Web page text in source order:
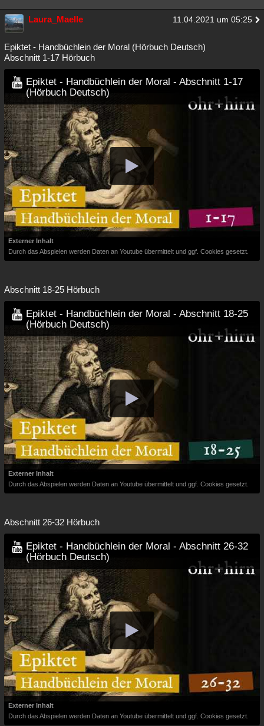
Laura_Maelle 11.04.2021 um 05:25
Epiktet - Handbüchlein der Moral (Hörbuch Deutsch)
Abschnitt 1-17 Hörbuch
Epiktet - Handbüchlein der Moral - Abschnitt 1-17
(Hörbuch Deutsch)
Externer Inhalt
Durch das Abspielen werden Daten an Youtube übermittelt und ggf. Cookies gesetzt.
Abschnitt 18-25 Hörbuch
Epiktet - Handbüchlein der Moral - Abschnitt 18-25
(Hörbuch Deutsch)
Externer Inhalt
Durch das Abspielen werden Daten an Youtube übermittelt und ggf. Cookies gesetzt.
Abschnitt 26-32 Hörbuch
Epiktet - Handbüchlein der Moral - Abschnitt 26-32
(Hörbuch Deutsch)
Externer Inhalt
Durch das Abspielen werden Daten an Youtube übermittelt und ggf. Cookies gesetzt.